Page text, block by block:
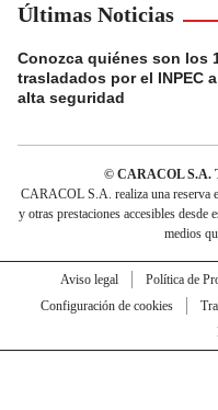
Últimas Noticias
Conozca quiénes son los
trasladados por el INPEC
alta seguridad
© CARACOL S.A.
CARACOL S.A. realiza una reserva
y otras prestaciones accesibles desde
medios
Aviso legal Política de
Configuración de cookies